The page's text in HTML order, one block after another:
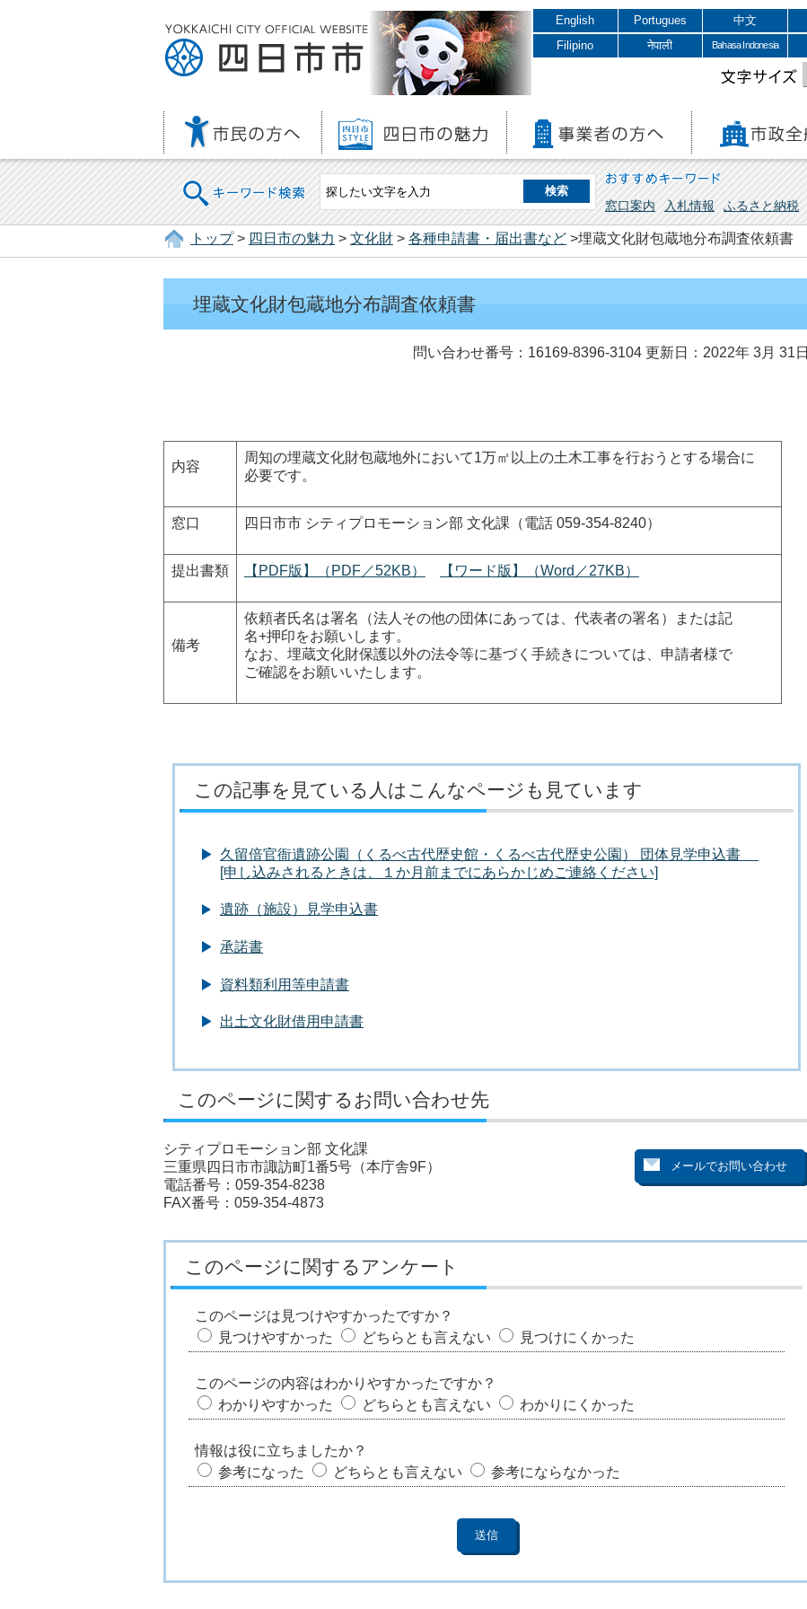
English Portugues 中文
Filipino
नेपाली Bahasa Indonesia
文字サイズ
キーワード検索 おすすめキーワード
窓口案内 入札情報 ふるさと納税
トップ> 四日市の魅力 > 文化財 > 各種申請書・届出書など >埋蔵文化財包蔵地分布調査依頼書
埋蔵文化財包蔵地分布調査依頼書
問い合わせ番号：16169-8396-3104 更新日：2022年 3月 31日
内容
周知の埋蔵文化財包蔵地外において1万㎡以上の土木工事を行おうとする場合に
必要です。
窓口 四日市市 シティプロモーション部 文化課（電話 059-354-8240）
提出書類 【PDF版】（PDF／52KB） 【ワード版】（Word／27KB）
備考
依頼者氏名は署名（法人その他の団体にあっては、代表者の署名）または記
名+押印をお願いします。
なお、埋蔵文化財保護以外の法令等に基づく手続きについては、申請者様で
ご確認をお願いいたします。
この記事を見ている人はこんなページも見ています
久留倍官衙遺跡公園（くるべ古代歴史館・くるべ古代歴史公園） 団体見学申込書
[申し込みされるときは、１か月前までにあらかじめご連絡ください]
遺跡（施設）見学申込書
承諾書
資料類利用等申請書
出土文化財借用申請書
このページに関するお問い合わせ先
シティプロモーション部 文化課
三重県四日市市諏訪町1番5号（本庁舎9F）
電話番号：059-354-8238
FAX番号：059-354-4873
このページに関するアンケート
このページは見つけやすかったですか？
見つけやすかった
どちらとも言えない 見つけにくかった
このページの内容はわかりやすかったですか？
わかりやすかった
どちらとも言えない わかりにくかった
情報は役に立ちましたか？
参考になった
どちらとも言えない 参考にならなかった